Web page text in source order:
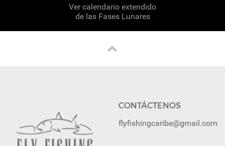
Ver calendario extendido
de las Fases Lunares
CONTÁCTENOS
flyfishingcaribe@gmail.com